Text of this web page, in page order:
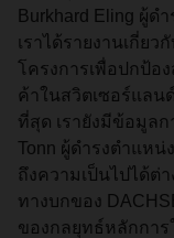
Burkhard Eling ผู้ด
เราได้รายงานเกี่ย
โครงการเพื่อปกป้อ
ค้าในสวิตเซอร์แลน
ที่สุด เรายังมีข้อมูล
Tonn ผู้ดำรงตำแหน่
ถึงความเป็นไปได้ต่
ทางบกของ
ของกลยุทธ์หลักการ